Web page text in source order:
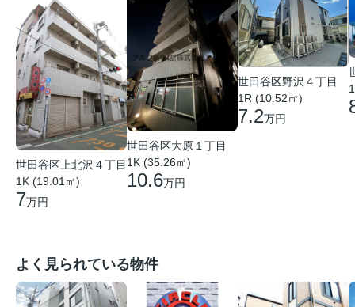
世田谷区上北沢４丁目
1K (19.01㎡)
7万円
世田谷区大原１丁目
1K (35.26㎡)
10.6万円
世田谷区野沢４丁目
1R (10.52㎡)
7.2万円
よく見られている物件